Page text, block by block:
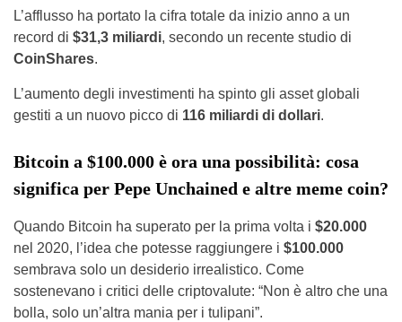
L’afflusso ha portato la cifra totale da inizio anno a un
record di $31,3 miliardi, secondo un recente studio di
CoinShares.
L’aumento degli investimenti ha spinto gli asset globali
gestiti a un nuovo picco di 116 miliardi di dollari.
Bitcoin a $100.000 è ora una possibilità: cosa
significa per Pepe Unchained e altre meme coin?
Quando Bitcoin ha superato per la prima volta i $20.000
nel 2020, l’idea che potesse raggiungere i $100.000
sembrava solo un desiderio irrealistico. Come
sostenevano i critici delle criptovalute: “Non è altro che una
bolla, solo un’altra mania per i tulipani”.